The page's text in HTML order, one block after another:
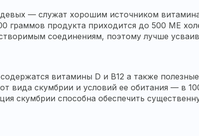
— служат хорошим источником витамина
граммов продукта приходится до 500 МЕ
соединениям, поэтому лучше
витамины D и B12 а также
вида скумбрии и условий ее обитания — в
скумбрии способна обеспечить